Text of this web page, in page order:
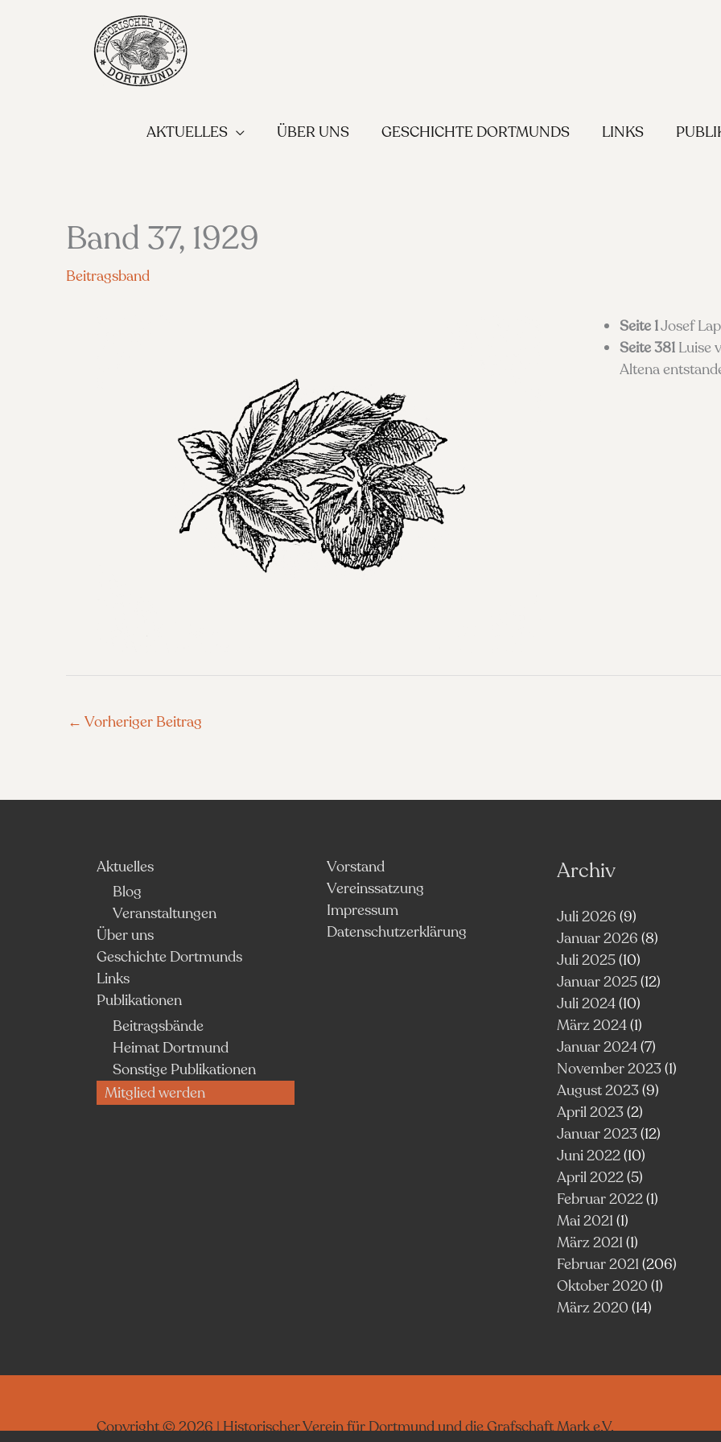
AKTUELLES ÜBER UNS GESCHICHTE DORTMUNDS LINKS
Band 37, 1929
Beitragsband
Seite 1Josef
Seite 381 Luise
Altena
← Vorheriger Beitrag
Aktuelles
Blog
Veranstaltungen
Über uns
Geschichte Dortmunds
Links
Publikationen
Beitragsbände
Heimat Dortmund
Sonstige Publikationen
Mitglied werden
Vorstand
Vereinssatzung
Impressum
Datenschutzerklärung
Archiv
Juli 2026 (9)
Januar 2026 (8)
Juli 2025(10)
Januar 2025(12)
Juli 2024(10)
März 2024(1)
Januar 2024(7)
November 2023(1)
August 2023(9)
April 2023(2)
Januar 2023(12)
Juni 2022(10)
April 2022(5)
Februar 2022(1)
Mai 2021 (1)
März 2021 (1)
Februar 2021 (206)
Oktober 2020 (1)
März 2020 (14)
Copyright © 2026 | Historischer Verein für Dortmund und die Grafschaft Mark e.V.